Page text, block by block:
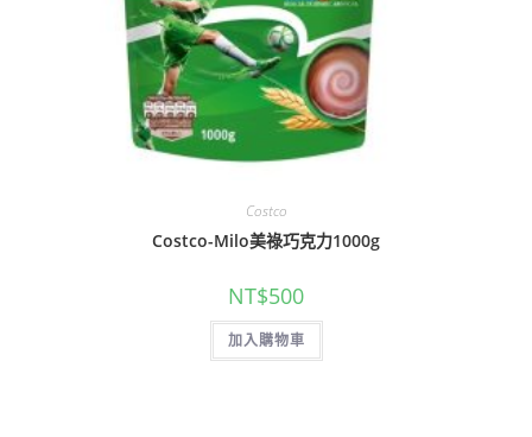
Costco
Costco-Milo美祿巧克力1000g
NT$500
加入購物車